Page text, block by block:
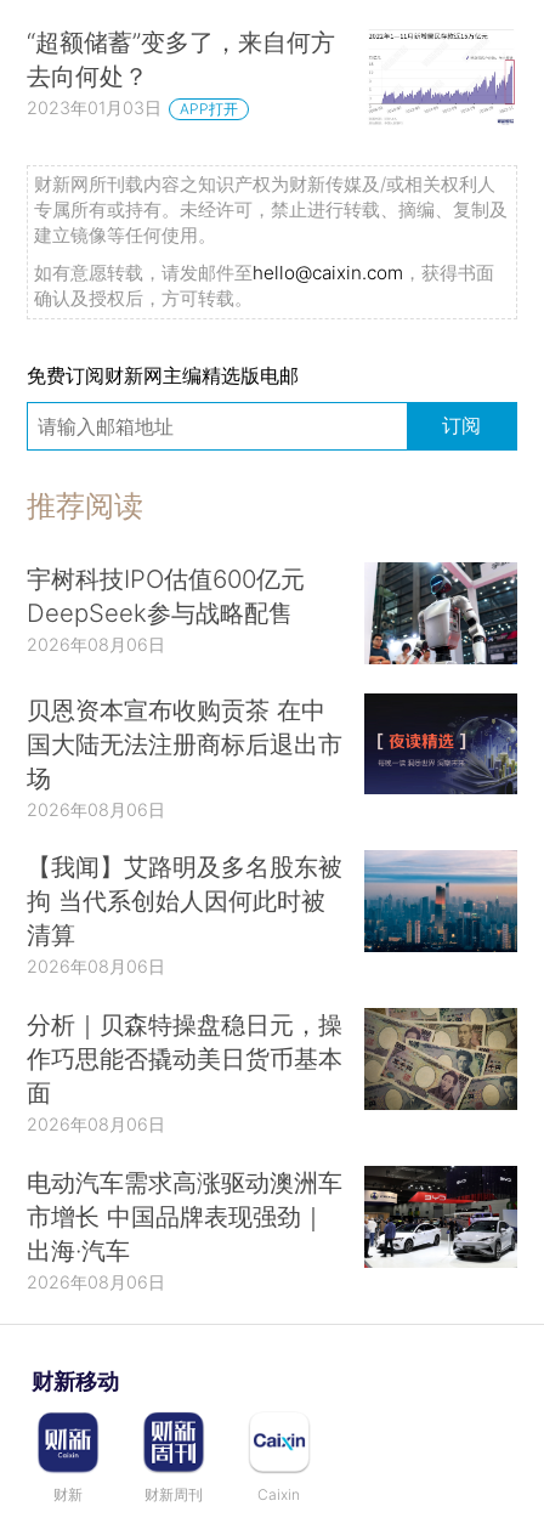
“超额储蓄”变多了，来自何方
去向何处？
2023年01月03日 APP打开
财新网所刊载内容之知识产权为财新传媒及/或相关权利人
专属所有或持有。未经许可，禁止进行转载、摘编、复制及
建立镜像等任何使用。
如有意愿转载，请发邮件至hello@caixin.com ，获得书面
确认及授权后，方可转载。
免费订阅财新网主编精选版电邮
订阅
推荐阅读
宇树科技IPO估值600亿元
DeepSeek参与战略配售
2026年08月06日
贝恩资本宣布收购贡茶 在中
国大陆无法注册商标后退出市
场
2026年08月06日
【我闻】艾路明及多名股东被
拘 当代系创始人因何此时被
清算
2026年08月06日
分析｜贝森特操盘稳日元，操
作巧思能否撬动美日货币基本
面
2026年08月06日
电动汽车需求高涨驱动澳洲车
市增长 中国品牌表现强劲｜
出海·汽车
2026年08月06日
财新移动
财新 财新周刊 Caixin